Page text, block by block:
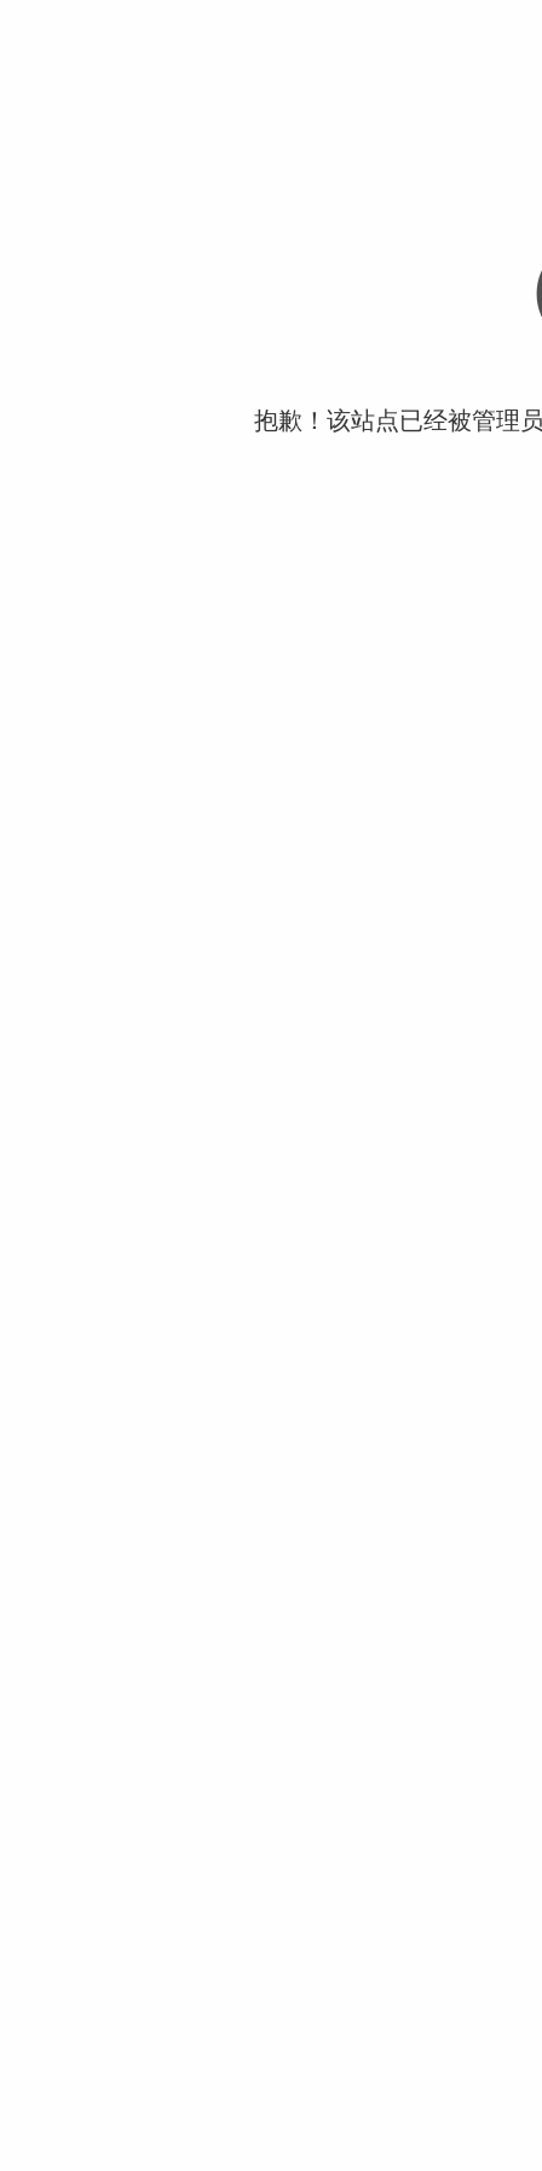
抱歉！该站点已经被管理